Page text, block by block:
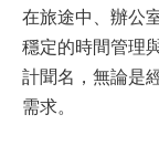
在旅途中、辦公
穩定的時間管理
計聞名，無論是
需求。